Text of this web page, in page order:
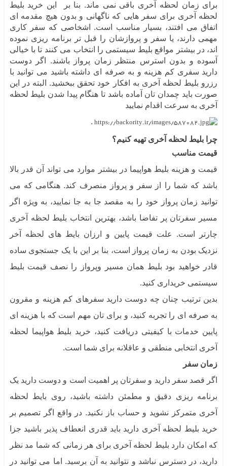
برای زمان لحظه آخری باقی نمی ماند. بنا بر این خرید بلیط
لحظه آخری برای سفر هایی که ناگهانی و بدون هیچ مقدمه ای
اتفاق می افتند، بسیار مناسب است. اشخاصی که سفر کاری
مهمی دارند، یا سفر و پروازشان را قبل تر برنامه ریزی نموده
اند، در بیشتر مواقع بلیط سیستمی را انتخاب می کنند تا با خیالی
آسوده و بدون استرس منتظر زمان پرواز باشند. اگر دوست
دارید سفری کم هزینه و به صرفه ای داشته باشید می توانید با
رزرو بلیط لحظه آخری به افکار خود تحقق ببخشید. البته در این
صورت باید چمدان تان آماده باشد تا هنگام پیدا شدن بلیط لحظه
آخری به سرعت اقدام نمایید
.
چرا بلیط لحظه آخری تهیه کنیم؟
قیمت مناسب
قیمت و هزینه بلیط هواپیما در بیشتر موارد می تواند آن قدر بالا
باشد که شما را از سفر و پرواز منصرف کند. هنگامی که می
توانید زمان پرواز خود را به مقصد جا به جا نمایید، به ویژه اگر
مسیر سفرتان پر تفاضا باشد، بهترین انتخاب بلیط لحظه آخری
چارتر است. علت قیمت پایین و ارزان بایط های لحظه آخر
نزدیک بودن به زمان پرواز است، بنا بر این با یک جستجوی ساده
قادر خواهید بود بلیط همان مسیر وپرواز را نصف قیمت بلیط
سیستمی خریداری کنید.
بدین ترتیب چنان چه دوست دارید سفرهای کم هزینه و مقرون
به صرفه ای را تجربه کنید، و برای تان مهم است که با هزینه ای
پایین خدمات با کیفیتی دریافت کنید، خرید بلیط هواپیما لحظه
آخری انتخابی منطقی و عاقلانه برای شما است.
زمان سفر
اگر قصد سفر دارید و سفرتان پر اهمیت است و دوست دارید یک
برنامه ریزی دقیق و مطمئن داشته باشید، روی بایط لحظه
آخری متمرکز نشوید و حساب باز نکنید. در واقع اگر تصمیم بر
خرید بلیط لحظه آخری دارید باید قدری انعطاف پذیر باشید جزا
که امکان دارد بلیط لحظه آخری برای هر زمانی که شما مد نظر
دارید، در دسترس نباشد و نتوانید به آن برسید. اما می توانید در